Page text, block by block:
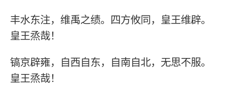
丰水东注，维禹之绩。四方攸同，皇王维辟。
皇王烝哉！
镐京辟雍，自西自东，自南自北，无思不服。
皇王烝哉！